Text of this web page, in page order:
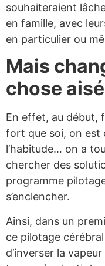
souhaiteraient
en famille, avec
en particulier ou
Mais
chose
En effet, au début,
fort que soi, on est
l’habitude… on a
chercher des
programme
s’enclencher.
Ainsi, dans un
ce pilotage
d’inverser la